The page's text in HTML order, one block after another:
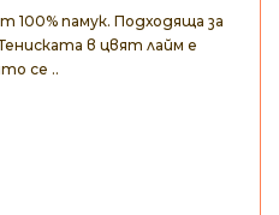
100% памук. Подходяща за
в цвят лайм е
се ..